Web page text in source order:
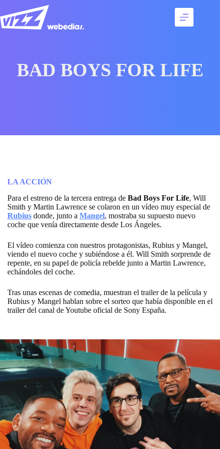
contenido
Casos
de
BAD BOYS FOR LIFE
LA ACCIÓN
Para el estreno de la tercera entrega de Bad Boys For Life, Will
Smith y Martin Lawrence se colaron en un vídeo muy especial de
Rubius donde, junto a Mangel, mostraba su supuesto nuevo
coche que venía directamente desde Los Ángeles.
El vídeo comienza con nuestros protagonistas, Rubius y Mangel,
viendo el nuevo coche y subiéndose a él. Will Smith sorprende de
repente, en su papel de policía rebelde junto a Martin Lawrence,
echándoles del coche.
Tras unas escenas de comedia, muestran el trailer de la película y
Rubius y Mangel hablan sobre el sorteo que había disponible en el
trailer del canal de Youtube oficial de Sony España.